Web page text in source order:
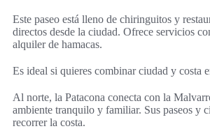
Este paseo está lleno de chiringuitos y
directos desde la ciudad. Ofrece servicios
alquiler de hamacas.
Es ideal si quieres combinar ciudad y costa
Al norte, la Patacona conecta con la
ambiente tranquilo y familiar. Sus paseos y
recorrer la costa.